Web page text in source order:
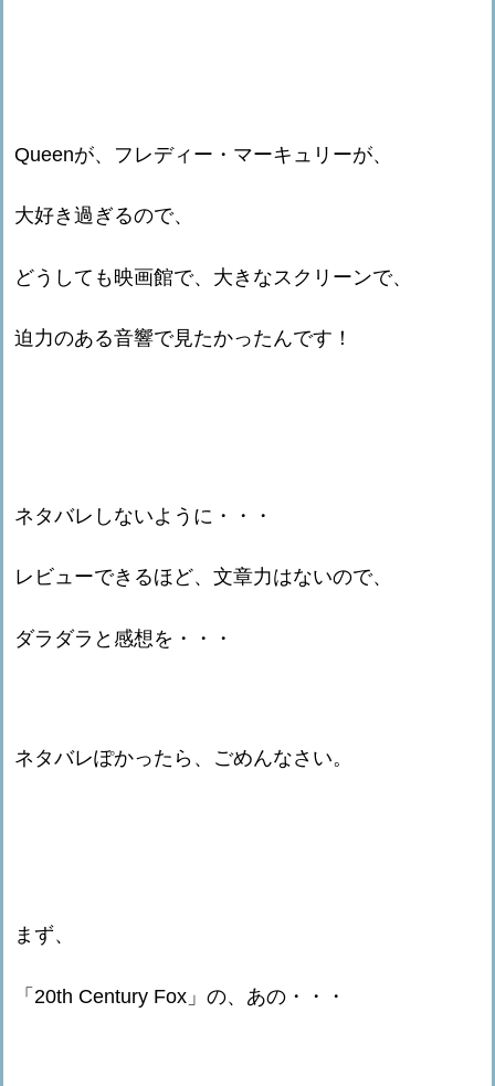
Queenが、フレディー・マーキュリーが、
大好き過ぎるので、
どうしても映画館で、大きなスクリーンで、
迫力のある音響で見たかったんです！
ネタバレしないように・・・
レビューできるほど、文章力はないので、
ダラダラと感想を・・・
ネタバレぽかったら、ごめんなさい。
まず、
「20th Century Fox」の、あの・・・